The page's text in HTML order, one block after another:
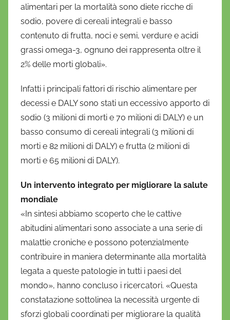
alimentari per la mortalità sono diete ricche di
sodio, povere di cereali integrali e basso
contenuto di frutta, noci e semi, verdure e acidi
grassi omega-3, ognuno dei rappresenta oltre il
2% delle morti globali».
Infatti i principali fattori di rischio alimentare per
decessi e DALY sono stati un eccessivo apporto di
sodio (3 milioni di morti e 70 milioni di DALY) e un
basso consumo di cereali integrali (3 milioni di
morti e 82 milioni di DALY) e frutta (2 milioni di
morti e 65 milioni di DALY).
Un intervento integrato per migliorare la salute
mondiale
«In sintesi abbiamo scoperto che le cattive
abitudini alimentari sono associate a una serie di
malattie croniche e possono potenzialmente
contribuire in maniera determinante alla mortalità
legata a queste patologie in tutti i paesi del
mondo», hanno concluso i ricercatori. «Questa
constatazione sottolinea la necessità urgente di
sforzi globali coordinati per migliorare la qualità